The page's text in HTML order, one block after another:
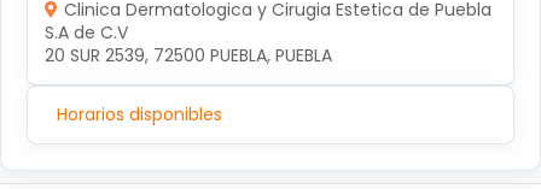
Clinica Dermatologica y Cirugia Estetica de Puebla
S.A de C.V
20 SUR 2539, 72500 PUEBLA, PUEBLA
Horarios disponibles